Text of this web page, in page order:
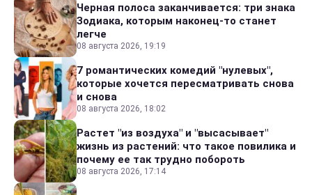
Черная полоса заканчивается: три знака
Зодиака, которым наконец-то станет
легче
08 августа 2026, 19:19
7 романтических комедий "нулевых",
которые хочется пересматривать снова
и снова
08 августа 2026, 18:02
Растет "из воздуха" и "высасывает"
жизнь из растений: что такое повилика и
почему ее так трудно побороть
08 августа 2026, 17:14